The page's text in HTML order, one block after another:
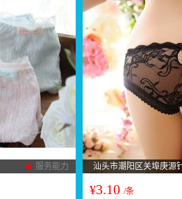
服务能力 汕头市潮阳区关埠庚源
¥3.10 /条